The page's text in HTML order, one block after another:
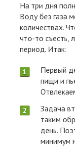
На три дня
Воду без газа
количествах.
что-то съесть,
период. Итак:
Первый
пищи и
Задача
таким
день.
минимум